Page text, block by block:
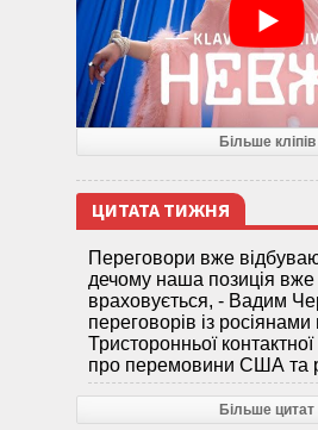
Більше кліпів
ЦИТАТА ТИЖНЯ
Переговори вже
дечому наша позиція вже
враховується, - Вадим
переговорів із
Тристоронньої
про перемовини США та
Більше цитат